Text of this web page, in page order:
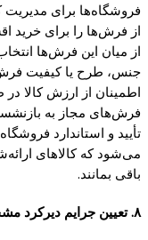
فروشگاه‌ها برای
از فرش‌ها را برای خرید
از میان این فرش‌ها
جنس، طرح یا کیفیت
اطمینان از ارزش کالا
فرش‌های مجاز به
تأیید و استاندارد
می‌شود که کالاهای
باقی بمانند.
۸. تعیین جرایم دیرکرد مشخص